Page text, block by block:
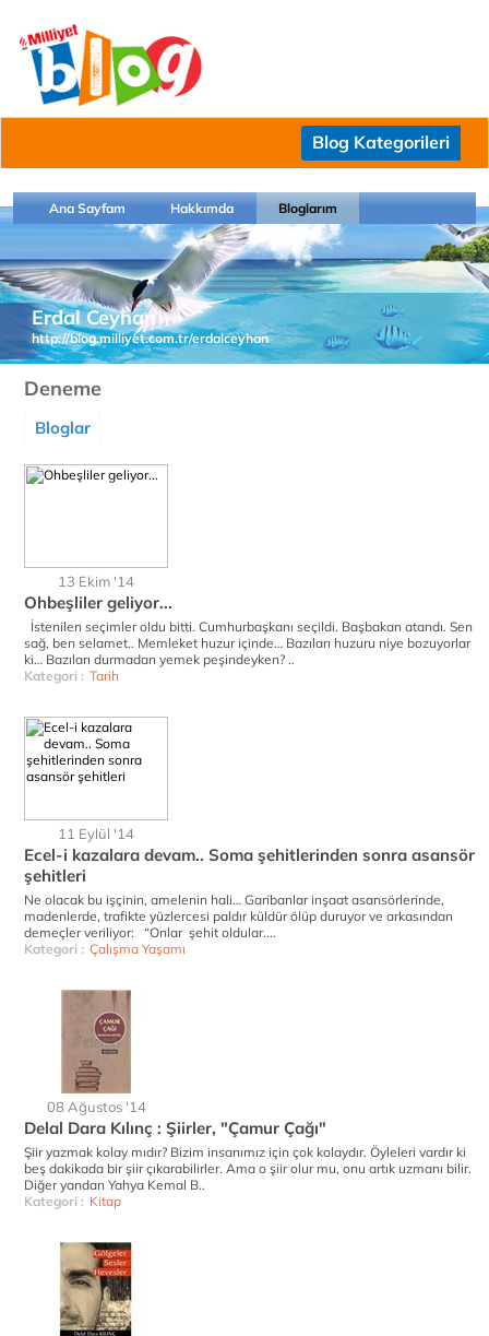
Blog Kategorileri
Ana Sayfam Hakkımda Bloglarım
Erdal Ceyhan
http://blog.milliyet.com.tr/erdalceyhan
Deneme
Bloglar
13 Ekim '14
Ohbeşliler geliyor...
İstenilen seçimler oldu bitti. Cumhurbaşkanı seçildi. Başbakan atandı. Sen
sağ, ben selamet.. Memleket huzur içinde… Bazıları huzuru niye bozuyorlar
ki… Bazıları durmadan yemek peşindeyken? ..
Kategori : Tarih
11 Eylül '14
Ecel-i kazalara devam.. Soma şehitlerinden sonra asansör
şehitleri
Ne olacak bu işçinin, amelenin hali… Garibanlar inşaat asansörlerinde,
madenlerde, trafikte yüzlercesi paldır küldür ölüp duruyor ve arkasından
demeçler veriliyor: “Onlar şehit oldular....
Kategori : Çalışma Yaşamı
08 Ağustos '14
Delal Dara Kılınç : Şiirler, "Çamur Çağı"
Şiir yazmak kolay mıdır? Bizim insanımız için çok kolaydır. Öyleleri vardır ki
beş dakikada bir şiir çıkarabilirler. Ama o şiir olur mu, onu artık uzmanı bilir.
Diğer yandan Yahya Kemal B..
Kategori : Kitap